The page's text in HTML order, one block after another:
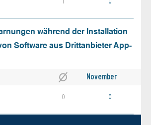
während der Installation
Software aus Drittanbieter App-
November
0 0